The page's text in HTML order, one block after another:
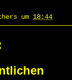
um 18:44